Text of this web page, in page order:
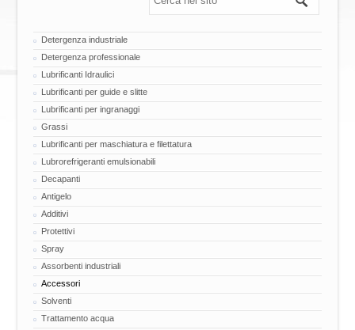
Detergenza industriale
Detergenza professionale
Lubrificanti Idraulici
Lubrificanti per guide e slitte
Lubrificanti per ingranaggi
Grassi
Lubrificanti per maschiatura e filettatura
Lubrorefrigeranti emulsionabili
Decapanti
Antigelo
Additivi
Protettivi
Spray
Assorbenti industriali
Accessori
Solventi
Trattamento acqua